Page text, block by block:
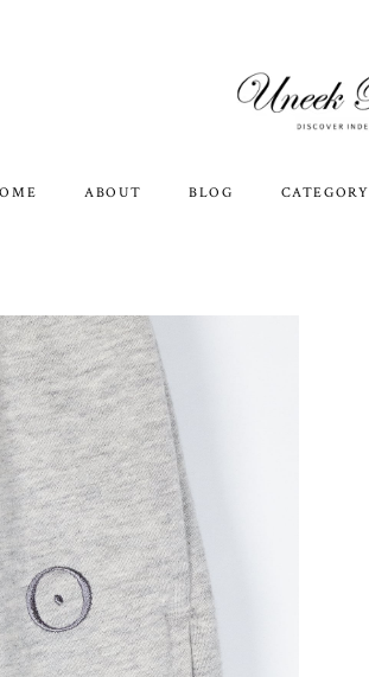
ABOUT BLOG CATEGORY